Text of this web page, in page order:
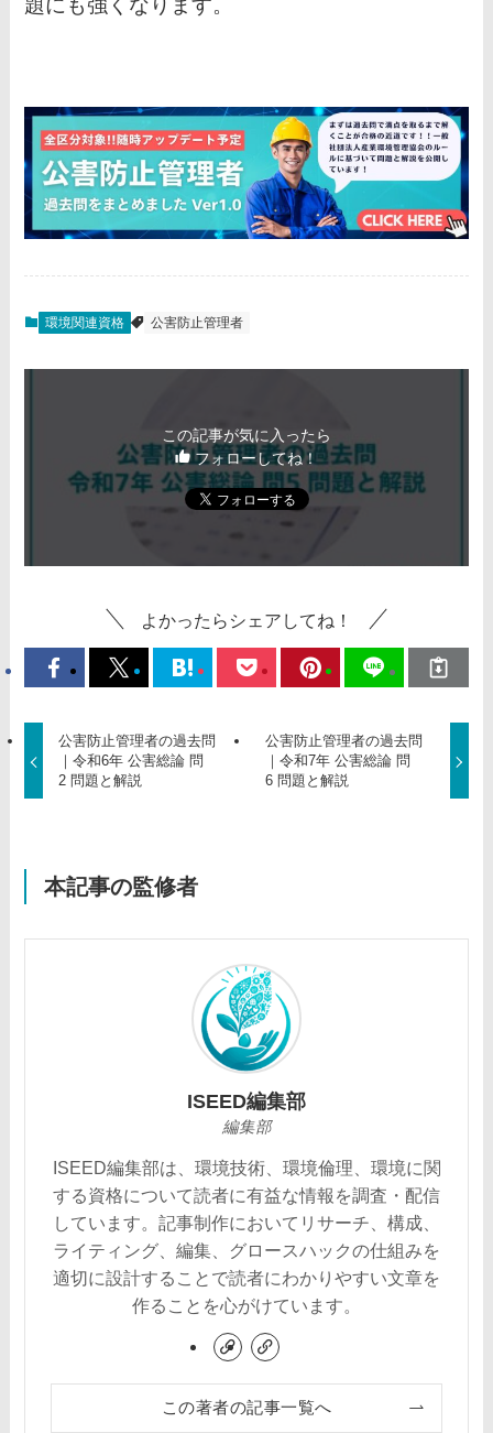
題にも強くなります。
環境関連資格 公害防止管理者
この記事が気に入ったら
フォローしてね！
よかったらシェアしてね！
公害防止管理者の過去問
｜令和6年 公害総論 問
2 問題と解説
公害防止管理者の過去問
｜令和7年 公害総論 問
6 問題と解説
本記事の監修者
ISEED編集部
編集部
ISEED編集部は、環境技術、環境倫理、環境に関
する資格について読者に有益な情報を調査・配信
しています。記事制作においてリサーチ、構成、
ライティング、編集、グロースハックの仕組みを
適切に設計することで読者にわかりやすい文章を
作ることを心がけています。
この著者の記事一覧へ